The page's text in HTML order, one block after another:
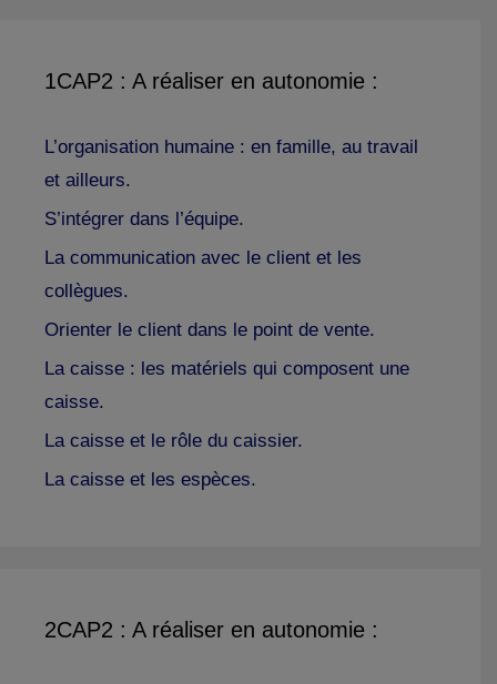
1CAP2 : A réaliser en autonomie :
L’organisation humaine : en famille, au travail
et ailleurs.
S’intégrer dans l’équipe.
La communication avec le client et les
collègues.
Orienter le client dans le point de vente.
La caisse : les matériels qui composent une
caisse.
La caisse et le rôle du caissier.
La caisse et les espèces.
2CAP2 : A réaliser en autonomie :